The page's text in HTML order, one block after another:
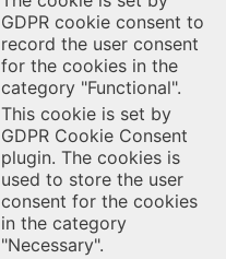
GDPR cookie consent to
record the user consent
for the cookies in the
category "Functional".
This cookie is set by
GDPR Cookie Consent
plugin. The cookies is
used to store the user
consent for the cookies
in the category
"Necessary".